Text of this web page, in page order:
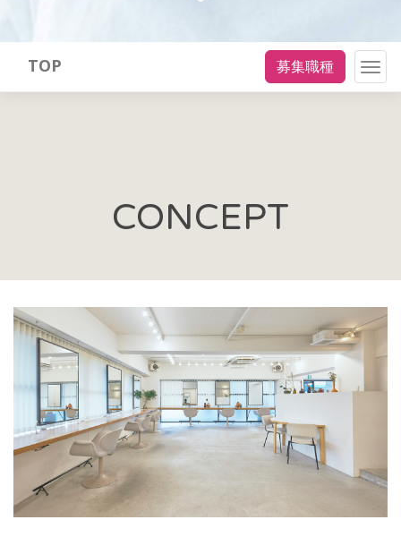
TOP 募集職種
CONCEPT